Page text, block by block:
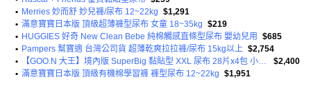
• Merries 妙而舒 妙兒褲/尿布 12~22kg $1,291
• 滿意寶寶日本版 頂級超薄褲型尿布 女童 18~35kg $219
• HUGGIES 好奇 New Clean Bebe 純棉觸感直條型尿布 嬰幼兒用
$685
• Pampers 幫寶適 台灣公司貨 超薄乾爽拉拉褲/尿布 15kg以上 $2,754
•
【GOO.N 大王】境內版 SuperBig 黏貼型 XXL 尿布 28片x4包 小日所
$2,400
• 滿意寶寶日本版 頂級有機棉學習褲 褲型尿布 12~22kg $1,951